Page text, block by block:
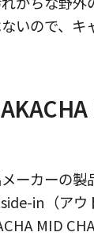
いので、キ
ーカーの製
in（アウ
MID